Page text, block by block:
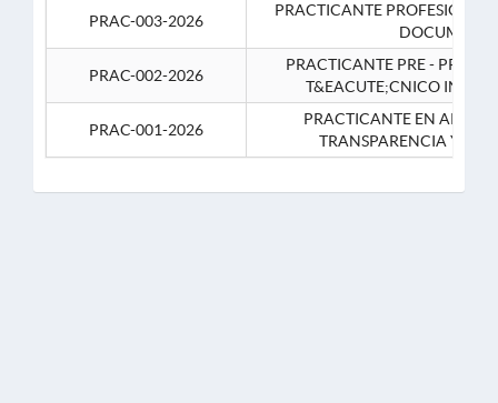
PRAC-003-2026
PRACTICANTE
PRAC-002-2026
PRACTICANTE PRE -
T&EACUTE;CNICO
PRAC-001-2026
PRACTICANTE EN APOYO
TRANSPARENCIA Y